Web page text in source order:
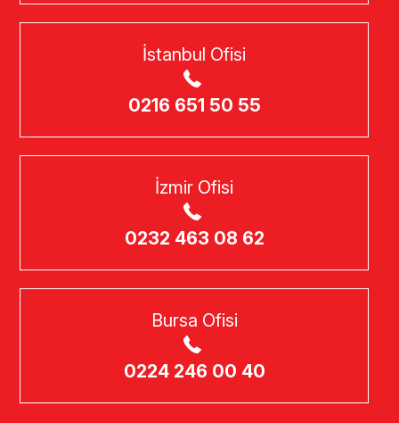
İstanbul Ofisi
0216 651 50 55
İzmir Ofisi
0232 463 08 62
Bursa Ofisi
0224 246 00 40